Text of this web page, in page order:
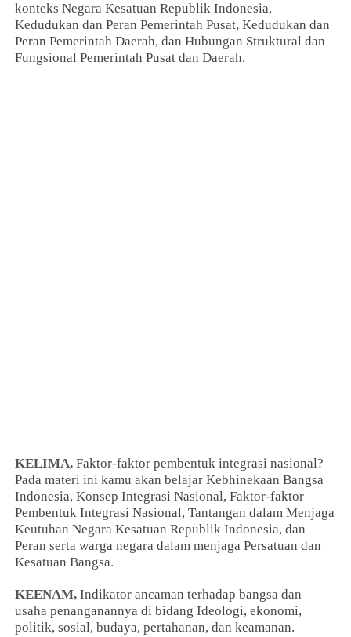
konteks Negara Kesatuan Republik Indonesia,
Kedudukan dan Peran Pemerintah Pusat, Kedudukan dan
Peran Pemerintah Daerah, dan Hubungan Struktural dan
Fungsional Pemerintah Pusat dan Daerah.
KELIMA, Faktor-faktor pembentuk integrasi nasional?
Pada materi ini kamu akan belajar Kebhinekaan Bangsa
Indonesia, Konsep Integrasi Nasional, Faktor-faktor
Pembentuk Integrasi Nasional, Tantangan dalam Menjaga
Keutuhan Negara Kesatuan Republik Indonesia, dan
Peran serta warga negara dalam menjaga Persatuan dan
Kesatuan Bangsa.
KEENAM, Indikator ancaman terhadap bangsa dan
usaha penanganannya di bidang Ideologi, ekonomi,
politik, sosial, budaya, pertahanan, dan keamanan.